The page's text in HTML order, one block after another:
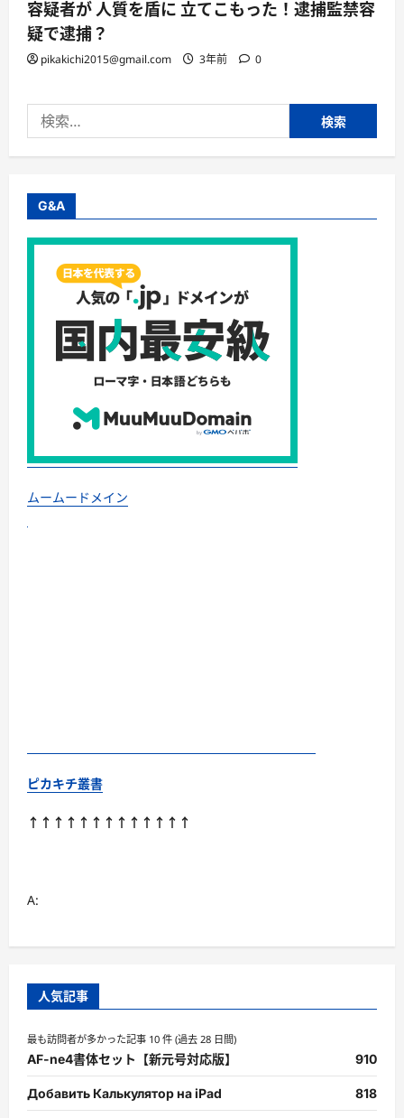
容疑者が 人質を盾に 立てこもった！逮捕監禁容
疑で逮捕？
pikakichi2015@gmail.com 3年前 0
索:
G&A
ムームードメイン
ピカキチ叢書
↑↑↑↑↑↑↑↑↑↑↑↑↑
A:
人気記事
最も訪問者が多かった記事 10 件 (過去 28 日間)
AF-ne4書体セット【新元号対応版】 910
Добавить Калькулятор на iPad 818